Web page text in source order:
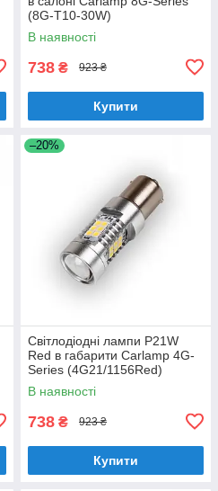
(8G-T10-30W)
В наявності
738 ₴ 923 ₴
Купити
–20%
Світлодіодні лампи P21W
Red в габарити Carlamp 4G-
Series (4G21/1156Red)
В наявності
738 ₴ 923 ₴
Купити